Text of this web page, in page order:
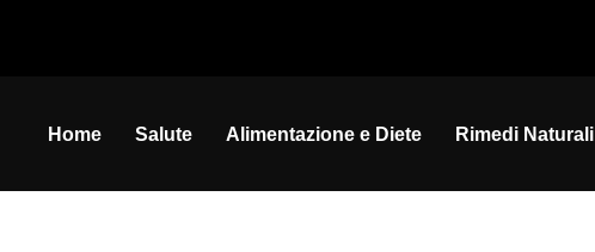
Home Salute Alimentazione e Diete Rimedi Naturali